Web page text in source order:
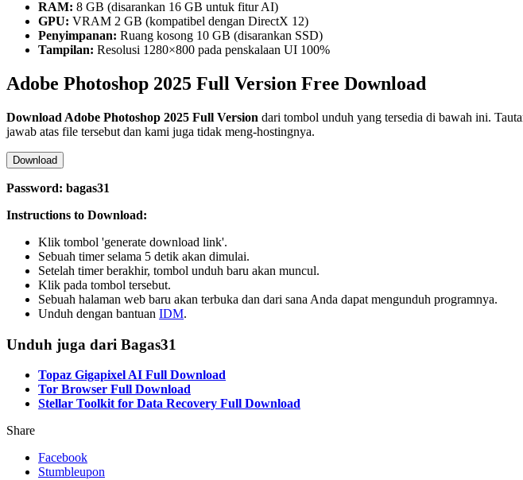
RAM: 8 GB (disarankan 16 GB untuk fitur AI)
GPU: VRAM 2 GB (kompatibel dengan DirectX 12)
Penyimpanan: Ruang kosong 10 GB (disarankan SSD)
Tampilan: Resolusi 1280×800 pada penskalaan UI 100%
Adobe Photoshop 2025 Full Version Free Download
Download Adobe Photoshop 2025 Full Version dari tombol unduh yang tersedia di bawah ini.
jawab atas file tersebut dan kami juga tidak meng-hostingnya.
Download
Password: bagas31
Instructions to Download:
Klik tombol 'generate download link'.
Sebuah timer selama 5 detik akan dimulai.
Setelah timer berakhir, tombol unduh baru akan muncul.
Klik pada tombol tersebut.
Sebuah halaman web baru akan terbuka dan dari sana Anda dapat mengunduh programnya.
Unduh dengan bantuan IDM.
Unduh juga dari Bagas31
Topaz Gigapixel AI Full Download
Tor Browser Full Download
Stellar Toolkit for Data Recovery Full Download
Share
Facebook
Stumbleupon